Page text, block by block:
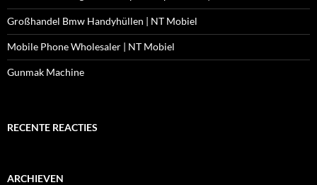
Großhandel Bmw Handyhüllen | NT Mobiel
Mobile Phone Wholesaler | NT Mobiel
Gunmak Machine
RECENTE REACTIES
ARCHIEVEN